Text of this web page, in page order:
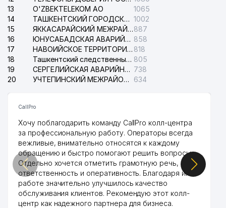
DEKOS GROUP ЧП
MEGA SUN FOOD ООО
ЗАГС ЯККАСАРАЙСКОГО
РАЙОНА
44
45 ДЕТСКИЙ САД № 60 219 м
46 AMEKS TRAVEL ООО 220 м
47
PATRISIYA KOMMUNAL SERVIS
ТЧСЖ
220 м
48 KAMILLA EXCLUSIVE ООО 226 м
13
O'ZBEKTELEKOM АО
1065
14
ТАШКЕНТСКИЙ ГОРОДСКОЙ СУД ПО ГРАЖДАНСКИМ ДЕЛАМ 1002
15
ЯККАСАРАЙСКИЙ МЕЖРАЙОННЫЙ СУД ПО ГРАЖДАНСКИМ ДЕЛАМ887
16
ЮНУСАБАДСКАЯ АВАРИЙНАЯ СЛУЖБА ЭЛЕКТРОСЕТИ 858
17
НАВОИЙСКОЕ ТЕРРИТОРИАЛЬНОЕ ПРЕДПРИЯТИЕ ЭЛЕКТРОСЕТИ АО 818
18
Ташкентский следственный изолятор 805
19
СЕРГЕЛИЙСКАЯ АВАРИЙНАЯ СЛУЖБА ЭЛЕКТРОСЕТИ 738
20
УЧТЕПИНСКИЙ МЕЖРАЙОННЫЙ СУД ПО ГРАЖДАНСКИМ ДЕЛАМ 634
CallPro
Хочу поблагодарить команду CallPro колл-центра
за профессиональную работу. Операторы всегда
вежливые, внимательно относятся к каждому
обращению и быстро помогают решить вопросы.
Отдельно хочется отметить грамотную речь,
ответственность и оперативность. Благодаря их
работе значительно улучшилось качество
обслуживания клиентов. Рекомендую этот колл-
центр как надежного партнера для бизнеса.